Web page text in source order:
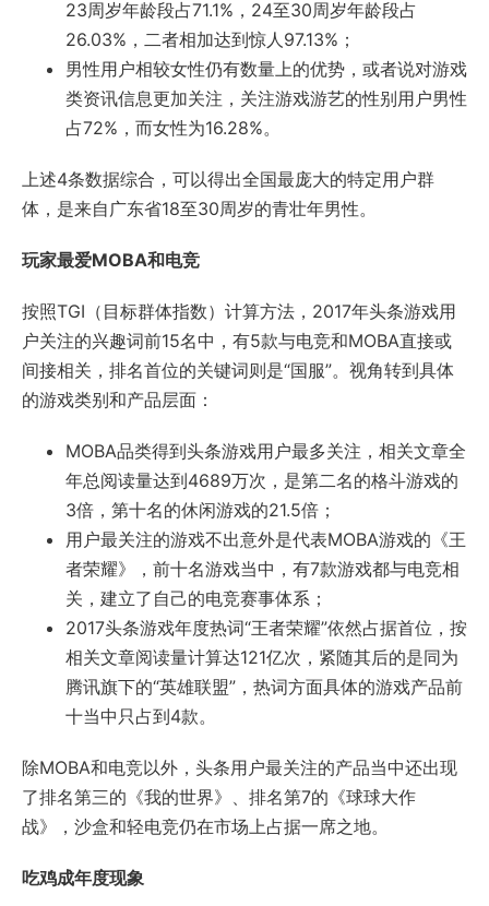
23周岁年龄段占71.1%，24至30周岁年龄段占
26.03%，二者相加达到惊人97.13%；
男性用户相较女性仍有数量上的优势，或者说对游戏
类资讯信息更加关注，关注游戏游艺的性别用户男性
占72%，而女性为16.28%。
上述4条数据综合，可以得出全国最庞大的特定用户群
体，是来自广东省18至30周岁的青壮年男性。
玩家最爱MOBA和电竞
按照TGI（目标群体指数）计算方法，2017年头条游戏用
户关注的兴趣词前15名中，有5款与电竞和MOBA直接或
间接相关，排名首位的关键词则是“国服”。视角转到具体
的游戏类别和产品层面：
MOBA品类得到头条游戏用户最多关注，相关文章全
年总阅读量达到4689万次，是第二名的格斗游戏的
3倍，第十名的休闲游戏的21.5倍；
用户最关注的游戏不出意外是代表MOBA游戏的《王
者荣耀》，前十名游戏当中，有7款游戏都与电竞相
关，建立了自己的电竞赛事体系；
2017头条游戏年度热词“王者荣耀”依然占据首位，按
相关文章阅读量计算达121亿次，紧随其后的是同为
腾讯旗下的“英雄联盟”，热词方面具体的游戏产品前
十当中只占到4款。
除MOBA和电竞以外，头条用户最关注的产品当中还出现
了排名第三的《我的世界》、排名第7的《球球大作
战》，沙盒和轻电竞仍在市场上占据一席之地。
吃鸡成年度现象